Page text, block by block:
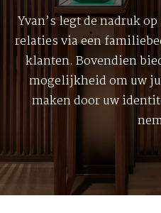
Yvan’s legt de nadruk
relaties via een
klanten. Bovendien
mogelijkheid om uw
maken door uw